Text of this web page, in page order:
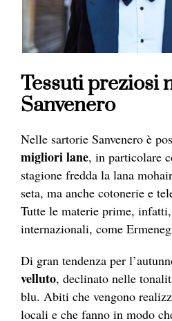
Tessuti preziosi
Sanvenero
Nelle sartorie Sanvenero è
migliori lane, in particolare
stagione fredda la lana
seta, ma anche cotonerie e
Tutte le materie prime,
internazionali, come
Di gran tendenza per
velluto, declinato nelle
blu. Abiti che vengono
locali e che fanno in modo